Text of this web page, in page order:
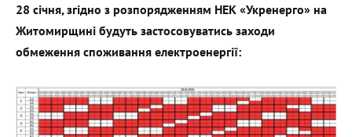
28 січня, згідно з розпорядженням НЕК «Укренерго» на
Житомирщині будуть застосовуватись заходи
обмеження споживання електроенергії: